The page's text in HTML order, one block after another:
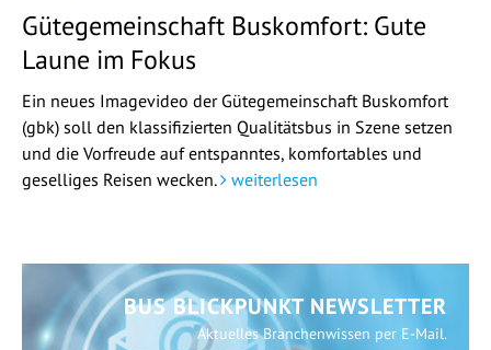
Gütegemeinschaft Buskomfort: Gute
Laune im Fokus
Ein neues Imagevideo der Gütegemeinschaft Buskomfort
(gbk) soll den klassifizierten Qualitätsbus in Szene setzen
und die Vorfreude auf entspanntes, komfortables und
geselliges Reisen wecken.
weiterlesen
BUS BLICKPUNKT NEWSLETTER
Aktuelles Branchenwissen per E-Mail.